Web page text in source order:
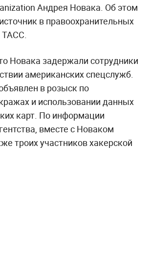
Андрея Новака. Об этом
в правоохранительных
ТАСС.
Новака задержали сотрудники
американских спецслужб.
в розыск по
и использовании данных
карт. По информации
вместе с Новаком
троих участников хакерской